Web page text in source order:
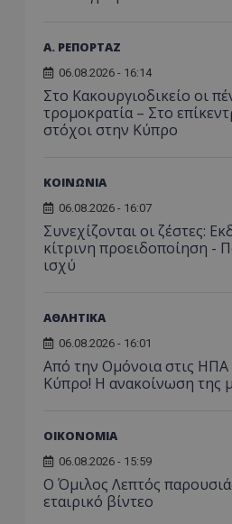
Α. ΡΕΠΟΡΤΑΖ
06.08.2026 - 16:14
Στο Κακουργιοδικείο οι
τρομοκρατία – Στο
στόχοι στην Κύπρο
ΚΟΙΝΩΝΙΑ
06.08.2026 - 16:07
Συνεχίζονται οι ζέστες:
κίτρινη προειδοποίηση -
ισχύ
ΑΘΛΗΤΙΚΑ
06.08.2026 - 16:01
Από την Ομόνοια στις ΗΠΑ
Κύπρο! Η ανακοίνωση της
ΟΙΚΟΝΟΜΙΑ
06.08.2026 - 15:59
Ο Όμιλος Λεπτός
εταιρικό βίντεο